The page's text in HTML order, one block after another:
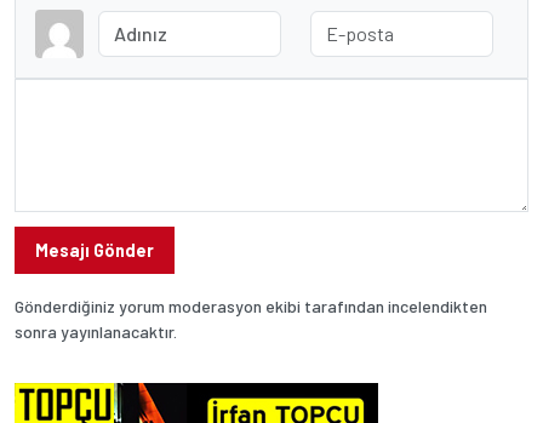
Mesajı Gönder
Gönderdiğiniz yorum moderasyon ekibi tarafından incelendikten
sonra yayınlanacaktır.